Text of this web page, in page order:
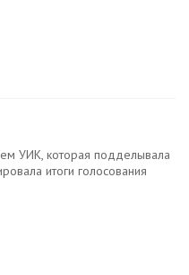
УИК, которая подделывала
итоги голосования